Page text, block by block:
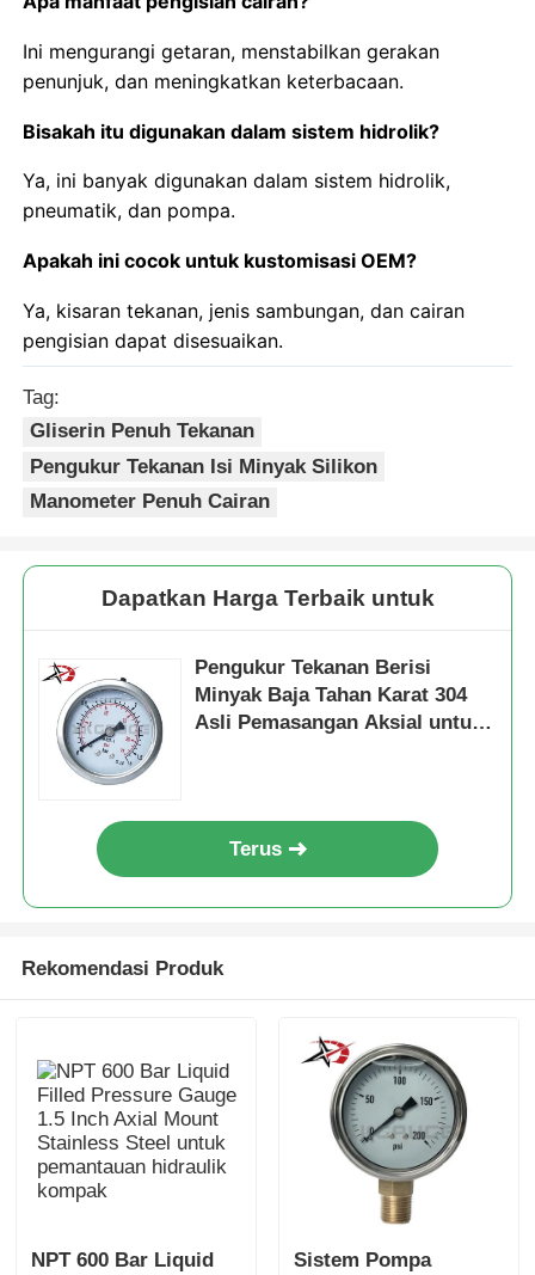
Ini mengurangi getaran, menstabilkan gerakan
penunjuk, dan meningkatkan keterbacaan.
Bisakah itu digunakan dalam sistem hidrolik?
Ya, ini banyak digunakan dalam sistem hidrolik,
pneumatik, dan pompa.
Apakah ini cocok untuk kustomisasi OEM?
Ya, kisaran tekanan, jenis sambungan, dan cairan
pengisian dapat disesuaikan.
Tag:
Gliserin Penuh Tekanan
Pengukur Tekanan Isi Minyak Silikon
Manometer Penuh Cairan
Dapatkan Harga Terbaik untuk
Pengukur Tekanan Berisi
Minyak Baja Tahan Karat 304
Asli Pemasangan Aksial untuk
Terus
Rekomendasi Produk
NPT 600 Bar Liquid
Sistem Pompa